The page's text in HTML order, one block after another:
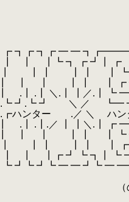
┓┏ ┓┏ ━ ━
┃ ┃┗ ┓ ┏ ┛┃ ┏
┃ ┃ ┃ ┃ ┃
┃.┃ ┃ ┃ ┃ ┃ ┃ ┏
.┃ .┃ ＼.┃ ┃／.┃ ┗
┛.┗ ┛ ＼ ／ ┗━
ター .／ ＼ ハン
.┃ .┃.／ ┃ ┃＼.┃ ┏
┃.┃ ┃ ┃ ┃ ┃ ┃
┃┃ ┃ ┃ ┃ ┃ ┃
┃ ┃┏ ┛ ┗ ┓┃ ┗
┛┗ ┛┗ ━ ━ ┛┗ ━
舞台を借